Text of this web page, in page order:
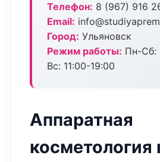
Телефон: 8 (967) 916
Email:
Город: Ульяновск
Режим работы: Пн-Сб:
Вс: 11:00-19:00
Аппаратная
косметология